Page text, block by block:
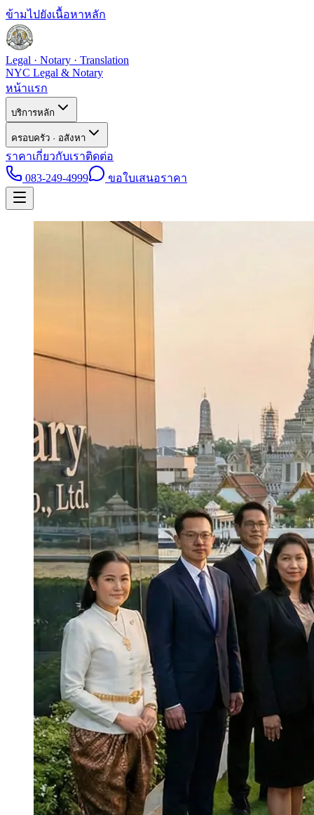
ข้ามไปยังเนื้อหาหลัก
Legal · Notary · Translation
NYC Legal & Notary
หน้าแรก
บริการหลัก
ครอบครัว · อสังหา
ราคาเกี่ยวกับเราติดต่อ
083-249-4999
ขอใบเสนอราคา